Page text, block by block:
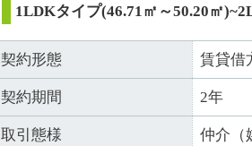
1LDKタイプ(46.71㎡～50.20㎡
契約形態 賃貸借
契約期間 2年
取引態様 仲介（